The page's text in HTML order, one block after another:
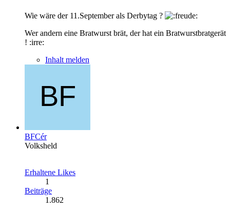
Wie wäre der 11.September als Derbytag ?
Wer andern eine Bratwurst brät, der hat ein Bratwurstbratgerät
! :irre:
Inhalt melden
BFCér
Volksheld
Erhaltene Likes
1
Beiträge
1.862